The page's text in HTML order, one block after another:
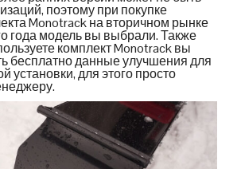
поэтому при покупке
Monotrack на вторичном рынке
года модель вы выбрали. Также
комплект Monotrack вы
бесплатно данные улучшения для
установки, для этого просто